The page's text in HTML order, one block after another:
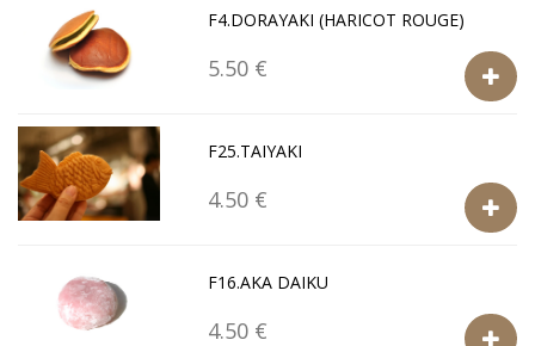
F4.DORAYAKI (HARICOT ROUGE)
5.50 €
F25.TAIYAKI
4.50 €
F16.AKA DAIKU
4.50 €